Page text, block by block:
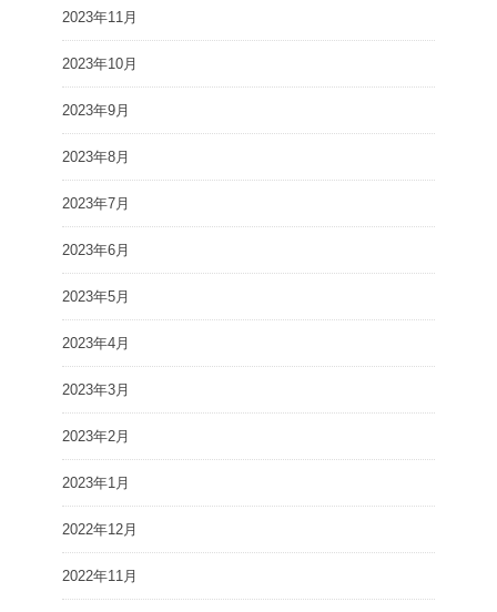
2023年11月
2023年10月
2023年9月
2023年8月
2023年7月
2023年6月
2023年5月
2023年4月
2023年3月
2023年2月
2023年1月
2022年12月
2022年11月